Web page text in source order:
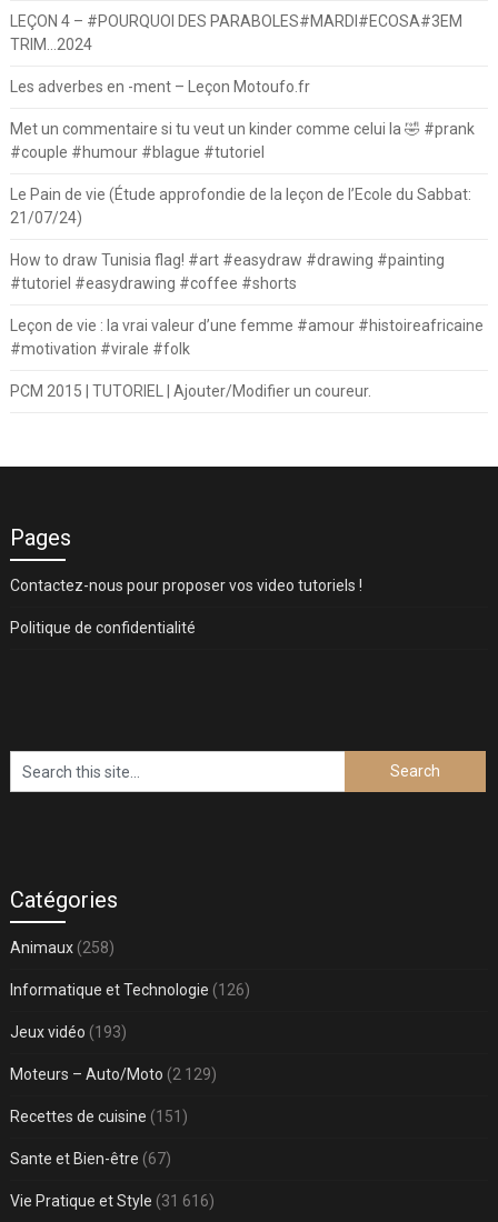
LEÇON 4 – #POURQUOI DES PARABOLES#MARDI#ECOSA#3EM
TRIM…2024
Les adverbes en -ment – Leçon Motoufo.fr
Met un commentaire si tu veut un kinder comme celui la 🤣 #prank
#couple #humour #blague #tutoriel
Le Pain de vie (Étude approfondie de la leçon de l’Ecole du Sabbat:
21/07/24)
How to draw Tunisia flag! #art #easydraw #drawing #painting
#tutoriel #easydrawing #coffee #shorts
Leçon de vie : la vrai valeur d’une femme #amour #histoireafricaine
#motivation #virale #folk
PCM 2015 | TUTORIEL | Ajouter/Modifier un coureur.
Pages
Contactez-nous pour proposer vos video tutoriels !
Politique de confidentialité
Catégories
Animaux(258)
Informatique et Technologie (126)
Jeux vidéo (193)
Moteurs – Auto/Moto (2 129)
Recettes de cuisine (151)
Sante et Bien-être (67)
Vie Pratique et Style (31 616)